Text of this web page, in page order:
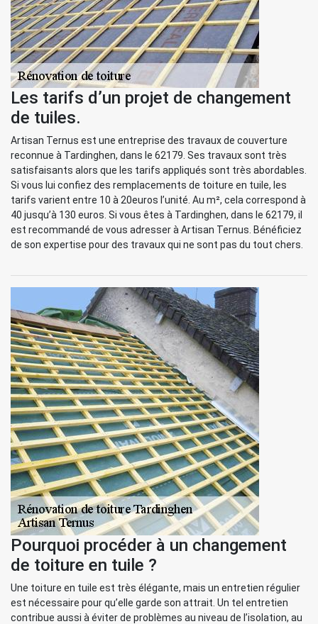
Les tarifs d’un projet de changement
de tuiles.
Artisan Ternus est une entreprise des travaux de couverture
reconnue à Tardinghen, dans le 62179. Ses travaux sont très
satisfaisants alors que les tarifs appliqués sont très abordables.
Si vous lui confiez des remplacements de toiture en tuile, les
tarifs varient entre 10 à 20euros l’unité. Au m², cela correspond à
40 jusqu’à 130 euros. Si vous êtes à Tardinghen, dans le 62179, il
est recommandé de vous adresser à Artisan Ternus. Bénéficiez
de son expertise pour des travaux qui ne sont pas du tout chers.
Pourquoi procéder à un changement
de toiture en tuile ?
Une toiture en tuile est très élégante, mais un entretien régulier
est nécessaire pour qu’elle garde son attrait. Un tel entretien
contribue aussi à éviter de problèmes au niveau de l’isolation, au